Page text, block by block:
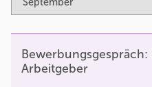
Arbeitgeber